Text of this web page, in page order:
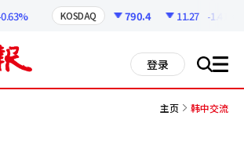
KOSDAQ 790.4 11.27 -1.41%
登录 搜 all
主页 韩中交流